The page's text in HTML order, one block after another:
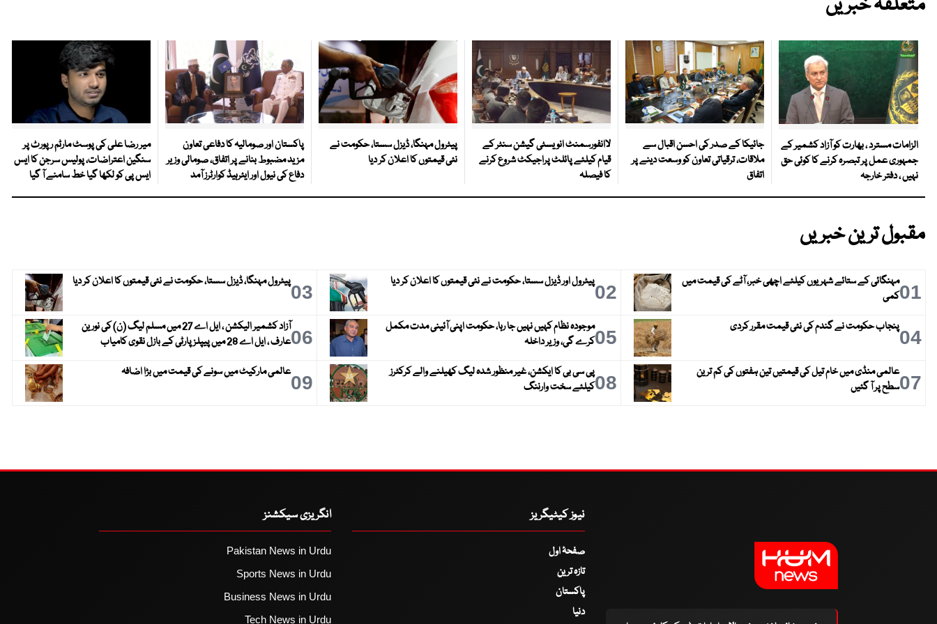
الزامات مسترد ، بھارت کو آزاد کشمیر کے
جمہوری عمل پر تبصرہ کرنے کا کوئی حق
نہیں ، دفتر خارجہ
جائیکا کے صدر کی احسن اقبال سے
ملاقات، ترقیاتی تعاون کو وسعت دینے پر
اتفاق
لاانفورسمنٹ انویسٹی گیشن سنٹر کے
قیام کیلئے پائلٹ پراجیکٹ شروع کرنے
کا فیصلہ
پیٹرول مہنگا، ڈیزل سستا، حکومت نے
نئی قیمتوں کا اعلان کر دیا
پاکستان اور صومالیہ کا دفاعی تعاون
مزید مضبوط بنانے پر اتفاق، صومالی وزیر
دفاع کی نیول اور ایئرہیڈ کوارٹرز آمد
میر رضا علی کی پوسٹ مارٹم رپورٹ پر
سنگین اعتراضات، پولیس سرجن کا ایس
ایس پی کو لکھا گیا خط سامنے آ گیا
مقبول ترین خبریں
01مہنگائی کے ستائے شہریوں کیلئے اچھی خبر، آٹے کی قیمت میں
کمی
02پیٹرول اور ڈیزل سستا، حکومت نے نئی قیمتوں کا اعلان کر دیا 03پیٹرول مہنگا، ڈیزل سستا، حکومت نے نئی قیمتوں کا اعلان کر دیا
04پنجاب حکومت نے گندم کی نئی قیمت مقرر کردی 05موجودہ نظام کہیں نہیں جا رہا، حکومت اپنی آئینی مدت مکمل
کرے گی، وزیر داخلہ
06
آزاد کشمیر الیکشن ، ایل اے 27 میں مسلم لیگ (ن) کی نورین
عارف ، ایل اے 28 میں پیپلز پارٹی کے بازل نقوی کامیاب
07عالمی منڈی میں خام تیل کی قیمتیں تین ہفتوں کی کم ترین
سطح پر آ گئیں
08پی سی بی کا ایکشن، غیر منظور شدہ لیگ کھیلنے والے کرکٹرز
کیلئے سخت وارننگ
09عالمی مارکیٹ میں سونے کی قیمت میں بڑا اضافہ
نیوز کیٹیگریز
صفحۂ اول
تازہ ترین
پاکستان
دنیا
انگریزی سیکشنز
Pakistan News in Urdu
Sports News in Urdu
Business News in Urdu
Tech News in Urdu